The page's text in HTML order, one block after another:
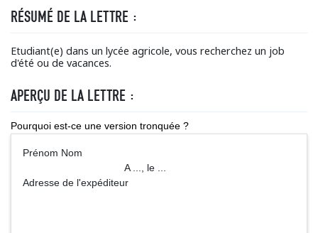
RÉSUMÉ DE LA LETTRE :
Etudiant(e) dans un lycée agricole, vous recherchez un job
d'été ou de vacances.
APERÇU DE LA LETTRE :
Pourquoi est-ce une version tronquée ?
Prénom Nom
A ..., le ...
Adresse de l'expéditeur